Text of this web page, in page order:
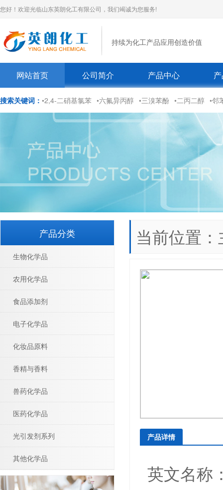
您好！欢迎光临山东英朗化工有限公司，我们竭诚为您服务!
持续为化工产品应用创造价值
网站首页 公司简介 产品中心
搜索关键词： •2,4-二硝基氯苯 •六氟异丙醇 •三溴苯酚 •二丙二醇 •邻
当前位置：
产品详情
英文名称
产品分类
生物化学品
农用化学品
食品添加剂
电子化学品
化妆品原料
香精与香料
兽药化学品
医药化学品
光引发剂系列
其他化学品